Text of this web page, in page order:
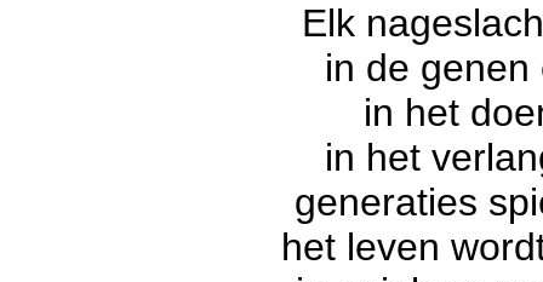
Elk
in de
in het
in het
generaties
het leven